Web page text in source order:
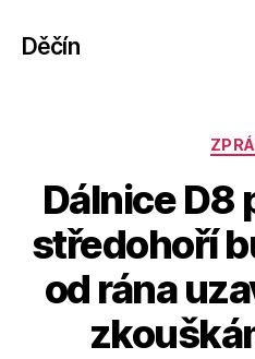
Děčín
Dálnice D8
středohoří
od rána